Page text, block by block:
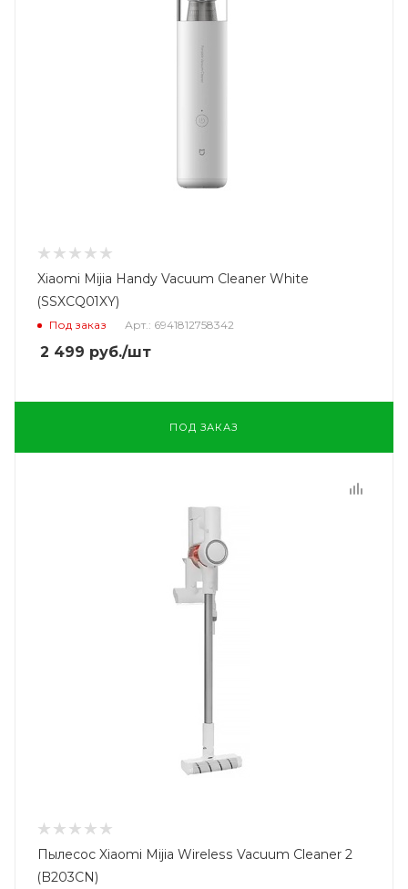
Xiaomi Mijia Handy Vaсuum Cleaner White
(SSXCQ01XY)
Под заказ Арт.: 6941812758342
2 499 руб./шт
ПОД ЗАКАЗ
Пылесос Xiaomi Mijia Wireless Vacuum Cleaner 2
(B203CN)